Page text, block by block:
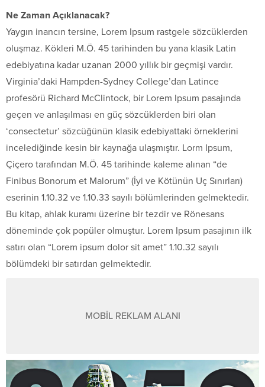
Ne Zaman Açıklanacak?
Yaygın inancın tersine, Lorem Ipsum rastgele sözcüklerden
oluşmaz. Kökleri M.Ö. 45 tarihinden bu yana klasik Latin
edebiyatına kadar uzanan 2000 yıllık bir geçmişi vardır.
Virginia’daki Hampden-Sydney College’dan Latince
profesörü Richard McClintock, bir Lorem Ipsum pasajında
geçen ve anlaşılması en güç sözcüklerden biri olan
‘consectetur’ sözcüğünün klasik edebiyattaki örneklerini
incelediğinde kesin bir kaynağa ulaşmıştır. Lorm Ipsum,
Çiçero tarafından M.Ö. 45 tarihinde kaleme alınan “de
Finibus Bonorum et Malorum” (İyi ve Kötünün Uç Sınırları)
eserinin 1.10.32 ve 1.10.33 sayılı bölümlerinden gelmektedir.
Bu kitap, ahlak kuramı üzerine bir tezdir ve Rönesans
döneminde çok popüler olmuştur. Lorem Ipsum pasajının ilk
satırı olan “Lorem ipsum dolor sit amet” 1.10.32 sayılı
bölümdeki bir satırdan gelmektedir.
MOBİL REKLAM ALANI